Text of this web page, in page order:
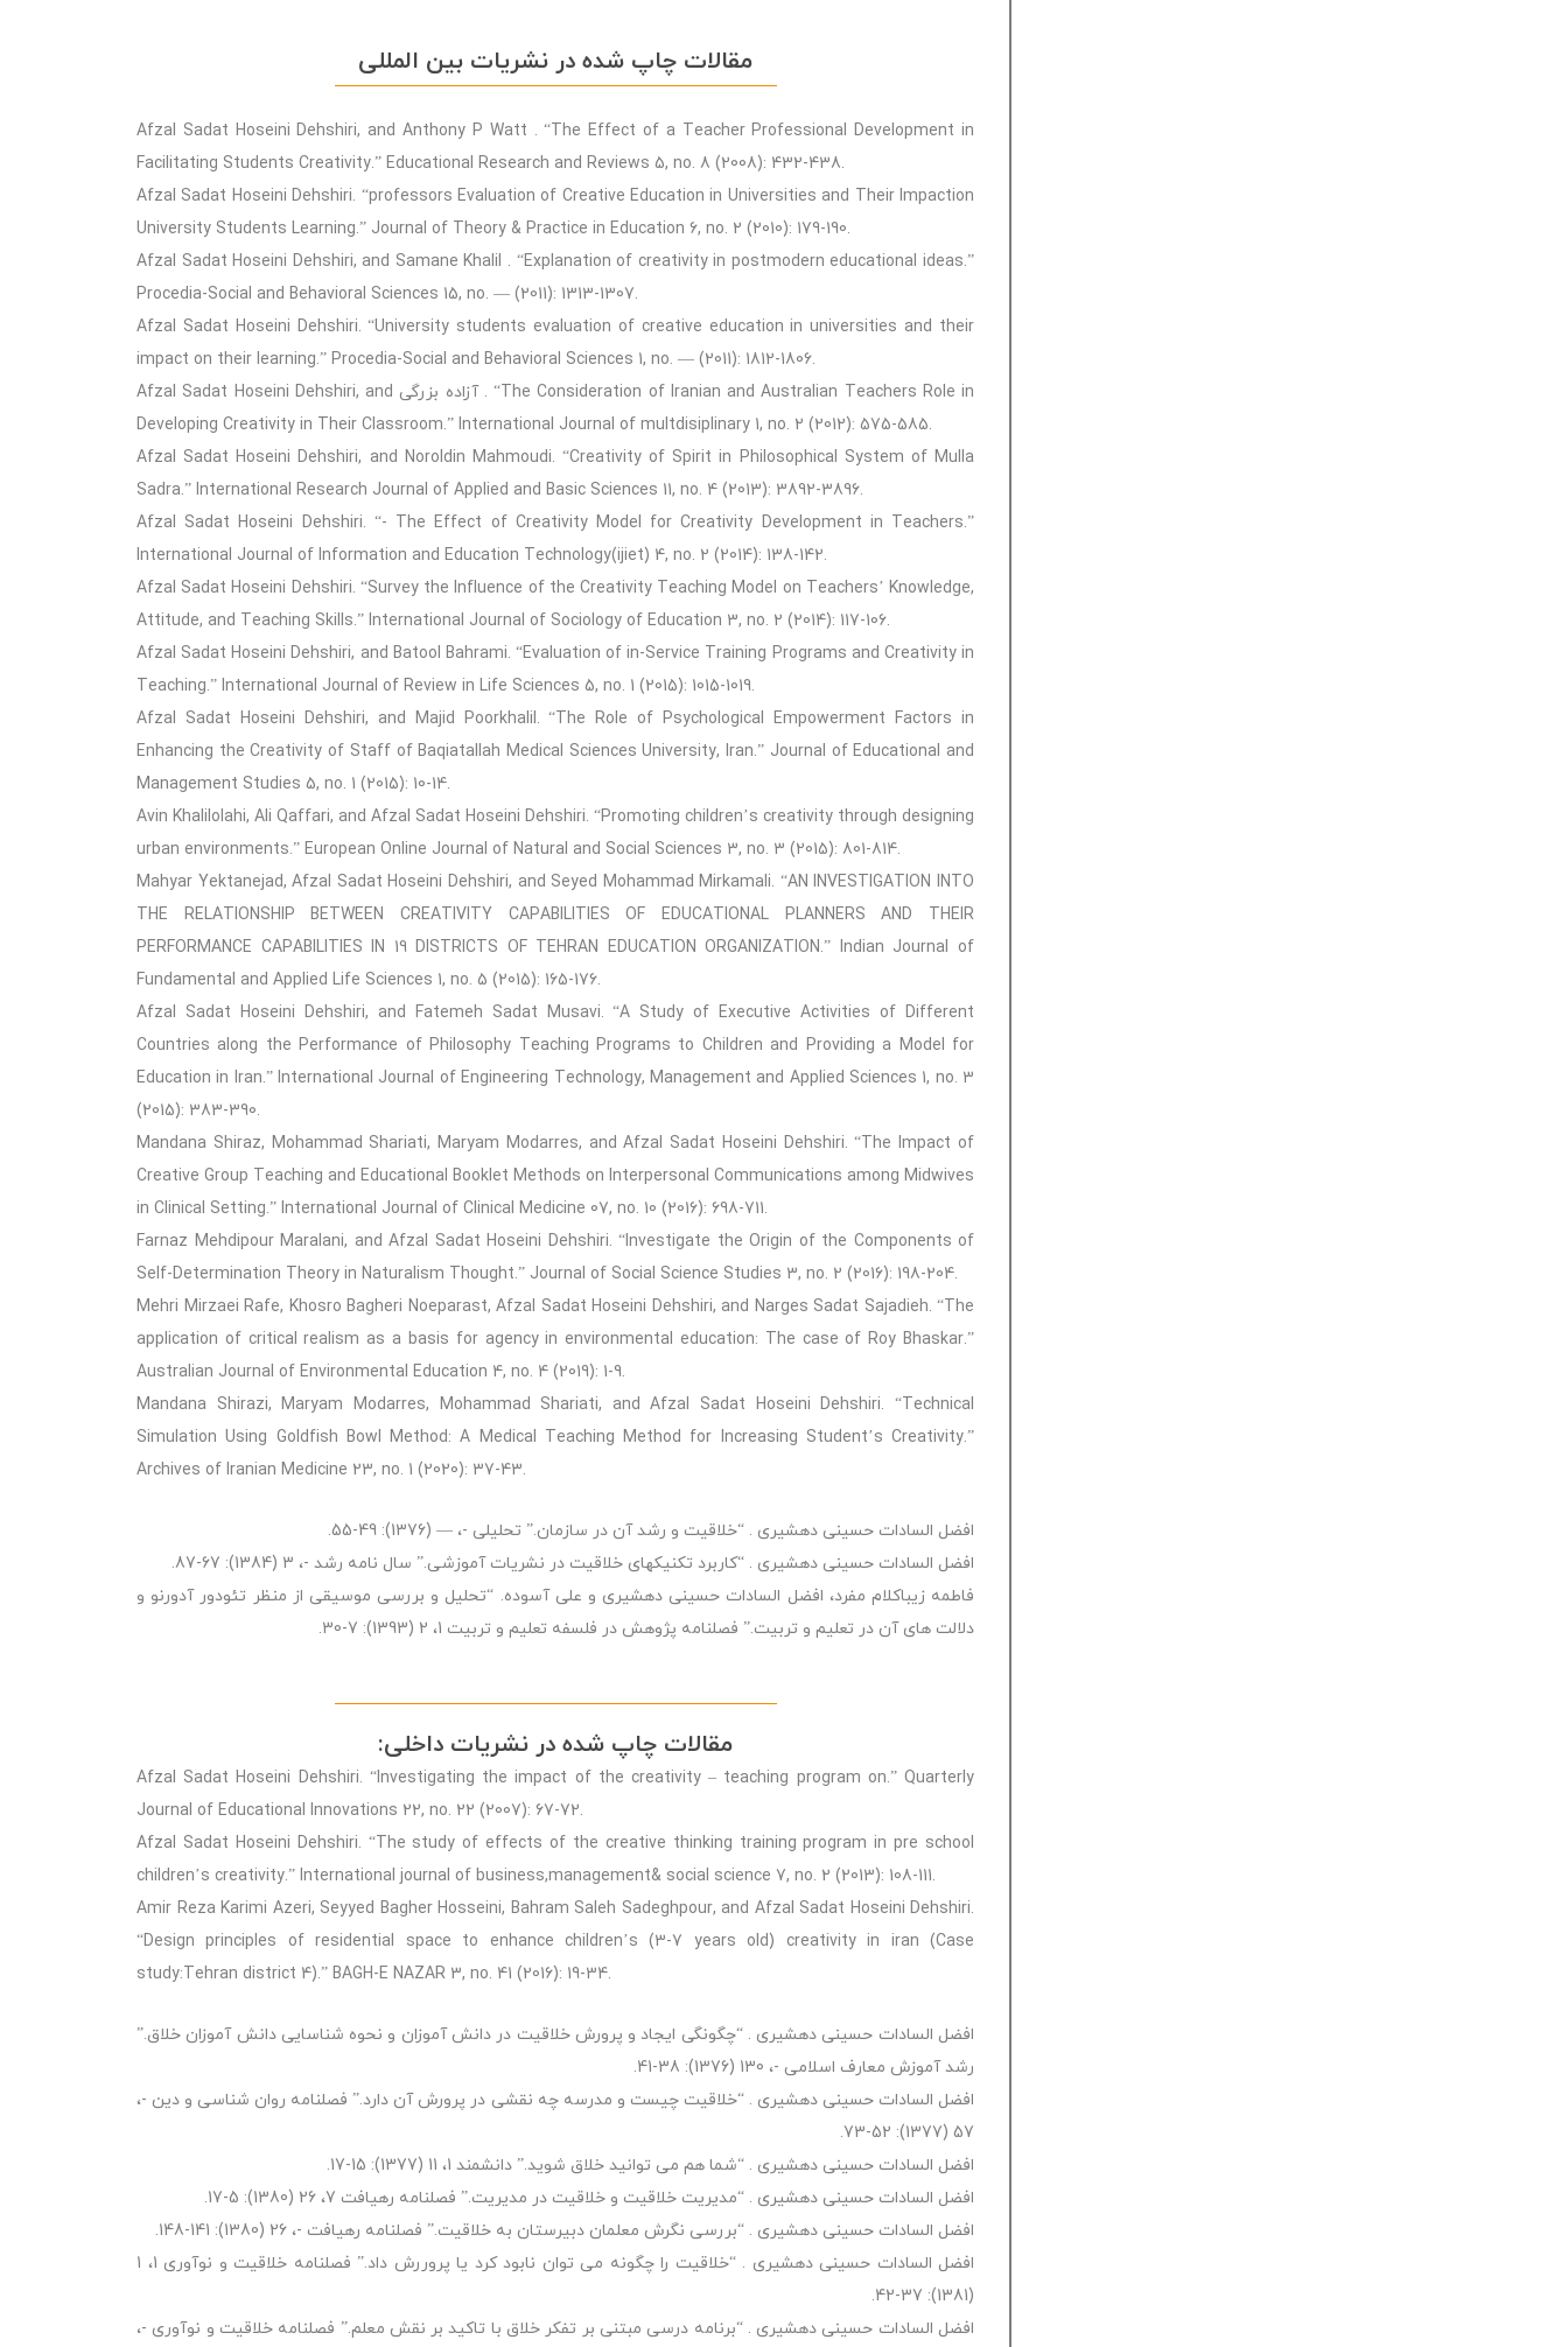
مقالات چاپ شده در نشریات بین المللی
Afzal Sadat Hoseini Dehshiri, and Anthony P Watt . “The Effect of a Teacher Professional Development in
Facilitating Students Creativity.” Educational Research and Reviews 5, no. 8 (2008): 432-438.
Afzal Sadat Hoseini Dehshiri. “professors Evaluation of Creative Education in Universities and Their Impaction
University Students Learning.” Journal of Theory & Practice in Education 6, no. 2 (2010): 179-190.
Afzal Sadat Hoseini Dehshiri, and Samane Khalil . “Explanation of creativity in postmodern educational ideas.”
Procedia-Social and Behavioral Sciences 15, no. — (2011): 1313-1307.
Afzal Sadat Hoseini Dehshiri. “University students evaluation of creative education in universities and their
impact on their learning.” Procedia-Social and Behavioral Sciences 1, no. — (2011): 1812-1806.
Afzal Sadat Hoseini Dehshiri, and آزاده بزرگی . “The Consideration of Iranian and Australian Teachers Role in
Developing Creativity in Their Classroom.” International Journal of multdisiplinary 1, no. 2 (2012): 575-585.
Afzal Sadat Hoseini Dehshiri, and Noroldin Mahmoudi. “Creativity of Spirit in Philosophical System of Mulla
Sadra.” International Research Journal of Applied and Basic Sciences 11, no. 4 (2013): 3892-3896.
Afzal Sadat Hoseini Dehshiri. “- The Effect of Creativity Model for Creativity Development in Teachers.”
International Journal of Information and Education Technology(ijiet) 4, no. 2 (2014): 138-142.
Afzal Sadat Hoseini Dehshiri. “Survey the Influence of the Creativity Teaching Model on Teachers’ Knowledge,
Attitude, and Teaching Skills.” International Journal of Sociology of Education 3, no. 2 (2014): 117-106.
Afzal Sadat Hoseini Dehshiri, and Batool Bahrami. “Evaluation of in-Service Training Programs and Creativity in
Teaching.” International Journal of Review in Life Sciences 5, no. 1 (2015): 1015-1019.
Afzal Sadat Hoseini Dehshiri, and Majid Poorkhalil. “The Role of Psychological Empowerment Factors in
Enhancing the Creativity of Staff of Baqiatallah Medical Sciences University, Iran.” Journal of Educational and
Management Studies 5, no. 1 (2015): 10-14.
Avin Khalilolahi, Ali Qaffari, and Afzal Sadat Hoseini Dehshiri. “Promoting children’s creativity through designing
urban environments.” European Online Journal of Natural and Social Sciences 3, no. 3 (2015): 801-814.
Mahyar Yektanejad, Afzal Sadat Hoseini Dehshiri, and Seyed Mohammad Mirkamali. “AN INVESTIGATION INTO
THE RELATIONSHIP BETWEEN CREATIVITY CAPABILITIES OF EDUCATIONAL PLANNERS AND THEIR
PERFORMANCE CAPABILITIES IN 19 DISTRICTS OF TEHRAN EDUCATION ORGANIZATION.” Indian Journal of
Fundamental and Applied Life Sciences 1, no. 5 (2015): 165-176.
Afzal Sadat Hoseini Dehshiri, and Fatemeh Sadat Musavi. “A Study of Executive Activities of Different
Countries along the Performance of Philosophy Teaching Programs to Children and Providing a Model for
Education in Iran.” International Journal of Engineering Technology, Management and Applied Sciences 1, no. 3
(2015): 383-390.
Mandana Shiraz, Mohammad Shariati, Maryam Modarres, and Afzal Sadat Hoseini Dehshiri. “The Impact of
Creative Group Teaching and Educational Booklet Methods on Interpersonal Communications among Midwives
in Clinical Setting.” International Journal of Clinical Medicine 07, no. 10 (2016): 698-711.
Farnaz Mehdipour Maralani, and Afzal Sadat Hoseini Dehshiri. “Investigate the Origin of the Components of
Self-Determination Theory in Naturalism Thought.” Journal of Social Science Studies 3, no. 2 (2016): 198-204.
Mehri Mirzaei Rafe, Khosro Bagheri Noeparast, Afzal Sadat Hoseini Dehshiri, and Narges Sadat Sajadieh. “The
application of critical realism as a basis for agency in environmental education: The case of Roy Bhaskar.”
Australian Journal of Environmental Education 4, no. 4 (2019): 1-9.
Mandana Shirazi, Maryam Modarres, Mohammad Shariati, and Afzal Sadat Hoseini Dehshiri. “Technical
Simulation Using Goldfish Bowl Method: A Medical Teaching Method for Increasing Student’s Creativity.”
Archives of Iranian Medicine 23, no. 1 (2020): 37-43.
افضل السادات حسینی دهشیری . “خلاقیت و رشد آن در سازمان.” تحلیلی -، — (1376): 49-55.
افضل السادات حسینی دهشیری . “کاربرد تکنیکهای خلاقیت در نشریات آموزشی.” سال نامه رشد -، 3 (1384): 67-87.
فاطمه زیباکلام مفرد، افضل السادات حسینی دهشیری و علی آسوده. “تحلیل و بررسی موسیقی از منظر تئودور آدورنو و
دلالت های آن در تعلیم و تربیت.” فصلنامه پژوهش در فلسفه تعلیم و تربیت 1، 2 (1393): 7-30.
مقالات چاپ شده در نشریات داخلی:
Afzal Sadat Hoseini Dehshiri. “Investigating the impact of the creativity – teaching program on.” Quarterly
Journal of Educational Innovations 22, no. 22 (2007): 67-72.
Afzal Sadat Hoseini Dehshiri. “The study of effects of the creative thinking training program in pre school
children’s creativity.” International journal of business,management& social science 7, no. 2 (2013): 108-111.
Amir Reza Karimi Azeri, Seyyed Bagher Hosseini, Bahram Saleh Sadeghpour, and Afzal Sadat Hoseini Dehshiri.
“Design principles of residential space to enhance children’s (3-7 years old) creativity in iran (Case
study:Tehran district 4).” BAGH-E NAZAR 3, no. 41 (2016): 19-34.
افضل السادات حسینی دهشیری . “چگونگی ایجاد و پرورش خلاقیت در دانش آموزان و نحوه شناسایی دانش آموزان خلاق.”
رشد آموزش معارف اسلامی -، 130 (1376): 38-41.
افضل السادات حسینی دهشیری . “خلاقیت چیست و مدرسه چه نقشی در پرورش آن دارد.” فصلنامه روان شناسی و دین -،
57 (1377): 52-73.
افضل السادات حسینی دهشیری . “شما هم می توانید خلاق شوید.” دانشمند 1، 11 (1377): 15-17.
افضل السادات حسینی دهشیری . “مدیریت خلاقیت و خلاقیت در مدیریت.” فصلنامه رهیافت 7، 26 (1380): 5-17.
افضل السادات حسینی دهشیری . “بررسی نگرش معلمان دبیرستان به خلاقیت.” فصلنامه رهیافت -، 26 (1380): 141-148.
افضل السادات حسینی دهشیری . “خلاقیت را چگونه می توان نابود کرد یا پروررش داد.” فصلنامه خلاقیت و نوآوری 1، 1
(1381): 37-42.
افضل السادات حسینی دهشیری . “برنامه درسی مبتنی بر تفکر خلاق با تاکید بر نقش معلم.” فصلنامه خلاقیت و نوآوری -،